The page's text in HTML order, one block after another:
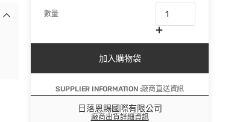
數量
加入購物袋
SUPPLIER INFORMATION :廠商直送資訊
日落恩賜國際有限公司
廠商出貨詳細資訊